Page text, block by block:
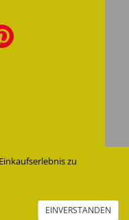
zu
EINVERSTANDEN